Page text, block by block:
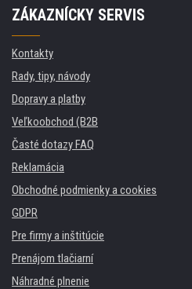
ZÁKAZNÍCKY SERVIS
Kontakty
Rady, tipy, návody
Dopravy a platby
Veľkoobchod (B2B
Časté dotazy FAQ
Reklamácia
Obchodné podmienky a cookies
GDPR
Pre firmy a inštitúcie
Prenájom tlačiarní
Náhradné plnenie